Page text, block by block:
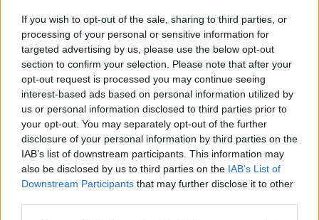
If you wish to opt-out of the sale, sharing to third parties, or
processing of your personal or sensitive information for
targeted advertising by us, please use the below opt-out
section to confirm your selection. Please note that after your
opt-out request is processed you may continue seeing
interest-based ads based on personal information utilized by
us or personal information disclosed to third parties prior to
your opt-out. You may separately opt-out of the further
disclosure of your personal information by third parties on the
IAB’s list of downstream participants. This information may
also be disclosed by us to third parties on the IAB’s List of
Downstream Participants that may further disclose it to other
Seguici su Google Discover
Segui Libero Quotidiano su Google Discover
Scegli Libero Quotidiano come fonte preferita